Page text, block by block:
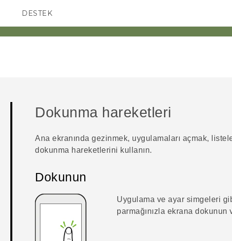
AKILLI TELEFONLAR
DESTEK
Dokunma hareketleri
Ana ekranında gezinmek, uygulamaları açmak,
dokunma hareketlerini kullanın.
Dokunun
Uygulama ve ayar simgeleri
parmağınızla ekrana